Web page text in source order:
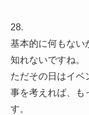
28.
基本的に何もない
知れないですね。
ただその日はイベ
事を考えれば、も
す。